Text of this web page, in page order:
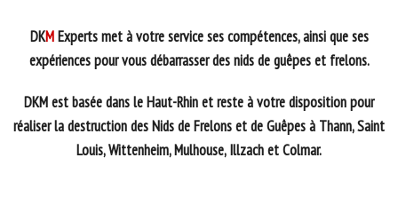
DKMExperts met à votre service ses compétences, ainsi que ses
expériences pour vous débarrasser des nids de guêpes et frelons.
DKM est basée dans le Haut-Rhin et reste à votre disposition pour
réaliser la destruction des Nids de Frelons et de Guêpes à Thann, Saint
Louis, Wittenheim, Mulhouse, Illzach et Colmar.